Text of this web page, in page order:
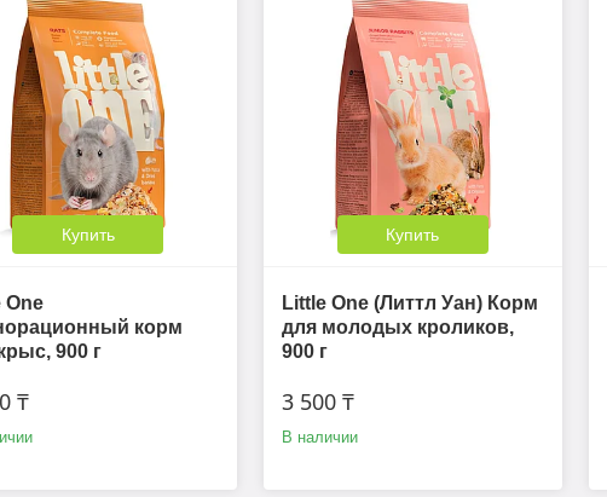
Купить
One
корм
900 г
₸
Купить
Little One (Литтл Уан) Корм
для молодых кроликов,
900 г
3 500 ₸
В наличии